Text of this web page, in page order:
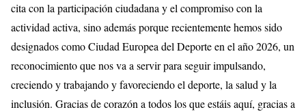
cita con la participación ciudadana y el compromiso con la
actividad activa, sino además porque recientemente hemos sido
designados como Ciudad Europea del Deporte en el año 2026, un
reconocimiento que nos va a servir para seguir impulsando,
creciendo y trabajando y favoreciendo el deporte, la salud y la
inclusión. Gracias de corazón a todos los que estáis aquí, gracias a